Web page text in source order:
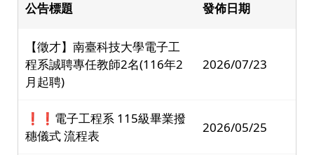
公告標題 發佈日期
【徵才】南臺科技大學電子工
程系誠聘專任教師2名(116年2
月起聘)
2026/07/23
❗❗電子工程系 115級畢業撥
穗儀式 流程表
2026/05/25